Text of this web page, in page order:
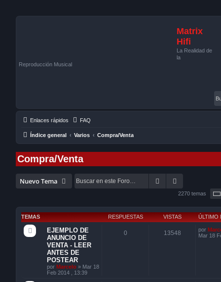
Matrix
Hifi
La Realidad de
la
Reproducción Musical
Enlaces rápidos FAQ
Índice general Varios Compra/Venta
Compra/Venta
Nuevo Tema Buscar
2270 temas
TEMAS RESPUESTAS VISTAS ÚLTIMO
EJEMPLO DE
ANUNCIO DE
VENTA - LEER
ANTES DE
POSTEAR
por Marcelo » Mar 18
Feb 2014 , 13:39
0 13548 por
Mar 18